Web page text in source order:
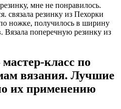
мне не понравилось.
связала резинку из Пехорки
ножке, получилось в ширину
Вязала поперечную резинку из
класс по
вязания. Лучшие
их применению